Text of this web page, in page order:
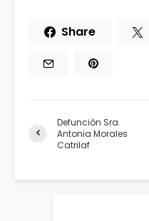
Share
Defunción Sra.
Antonia Morales
Catrilaf